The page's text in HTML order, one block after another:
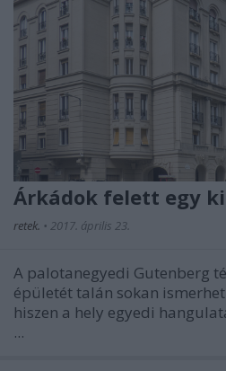
Árkádok felett egy
retek. • 2017. április 23.
A palotanegyedi Gutenberg
épületét talán sokan
hiszen a hely egyedi
...